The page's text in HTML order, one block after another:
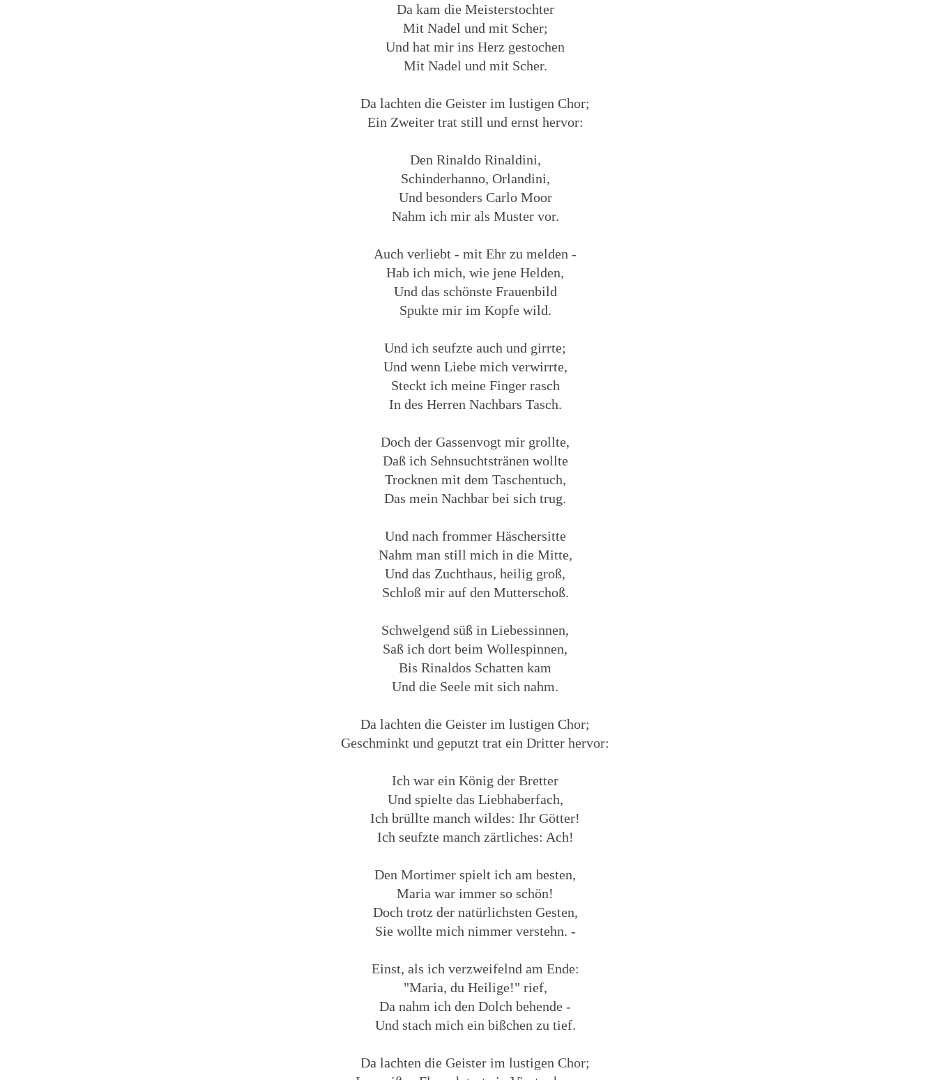
Da kam die Meisterstochter
Mit Nadel und mit Scher;
Und hat mir ins Herz gestochen
Mit Nadel und mit Scher.
Da lachten die Geister im lustigen Chor;
Ein Zweiter trat still und ernst hervor:
Den Rinaldo Rinaldini,
Schinderhanno, Orlandini,
Und besonders Carlo Moor
Nahm ich mir als Muster vor.
Auch verliebt - mit Ehr zu melden -
Hab ich mich, wie jene Helden,
Und das schönste Frauenbild
Spukte mir im Kopfe wild.
Und ich seufzte auch und girrte;
Und wenn Liebe mich verwirrte,
Steckt ich meine Finger rasch
In des Herren Nachbars Tasch.
Doch der Gassenvogt mir grollte,
Daß ich Sehnsuchtstränen wollte
Trocknen mit dem Taschentuch,
Das mein Nachbar bei sich trug.
Und nach frommer Häschersitte
Nahm man still mich in die Mitte,
Und das Zuchthaus, heilig groß,
Schloß mir auf den Mutterschoß.
Schwelgend süß in Liebessinnen,
Saß ich dort beim Wollespinnen,
Bis Rinaldos Schatten kam
Und die Seele mit sich nahm.
Da lachten die Geister im lustigen Chor;
Geschminkt und geputzt trat ein Dritter hervor:
Ich war ein König der Bretter
Und spielte das Liebhaberfach,
Ich brüllte manch wildes: Ihr Götter!
Ich seufzte manch zärtliches: Ach!
Den Mortimer spielt ich am besten,
Maria war immer so schön!
Doch trotz der natürlichsten Gesten,
Sie wollte mich nimmer verstehn. -
Einst, als ich verzweifelnd am Ende:
"Maria, du Heilige!" rief,
Da nahm ich den Dolch behende -
Und stach mich ein bißchen zu tief.
Da lachten die Geister im lustigen Chor;